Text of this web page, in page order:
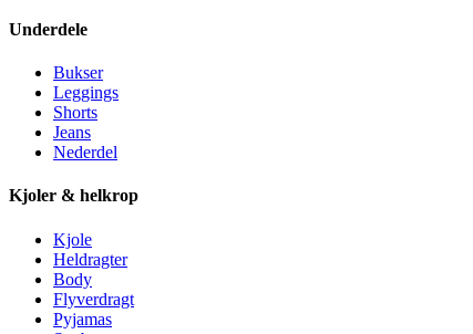
Underdele
Bukser
Leggings
Shorts
Jeans
Nederdel
Kjoler & helkrop
Kjole
Heldragter
Body
Flyverdragt
Pyjamas